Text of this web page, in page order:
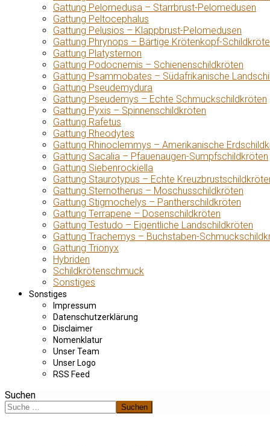
Gattung Pelomedusa – Starrbrust-Pelomedusen
Gattung Peltocephalus
Gattung Pelusios – Klappbrust-Pelomedusen
Gattung Phrynops – Bärtige Krötenkopf-
Gattung Platysternon
Gattung Podocnemis – Schienenschildkröten
Gattung Psammobates – Südafrikanische
Gattung Pseudemydura
Gattung Pseudemys – Echte Schmuckschildkröten
Gattung Pyxis – Spinnenschildkröten
Gattung Rafetus
Gattung Rheodytes
Gattung Rhinoclemmys – Amerikanische
Gattung Sacalia – Pfauenaugen-Sumpfschildkröten
Gattung Siebenrockiella
Gattung Staurotypus – Echte
Gattung Sternotherus – Moschusschildkröten
Gattung Stigmochelys – Pantherschildkröten
Gattung Terrapene – Dosenschildkröten
Gattung Testudo – Eigentliche Landschildkröten
Gattung Trachemys – Buchstaben-
Gattung Trionyx
Hybriden
Schildkrötenschmuck
Sonstiges
Sonstiges
Impressum
Datenschutzerklärung
Disclaimer
Nomenklatur
Unser Team
Unser Logo
RSS Feed
Suchen
Suchen